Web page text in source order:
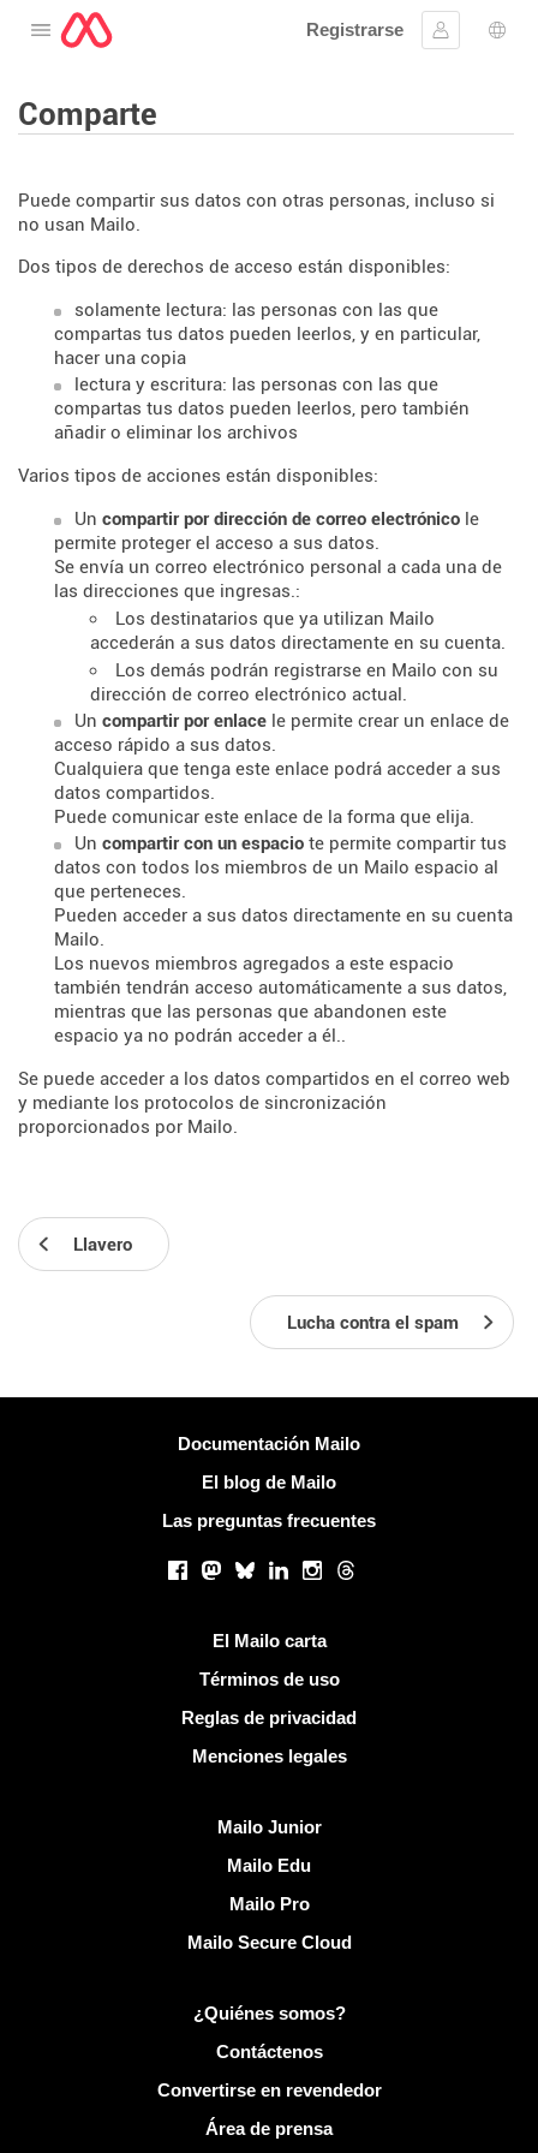
Abre el menú
Registrarse
Ingresar
Comparte
Puede compartir sus datos con otras personas, incluso si
no usan Mailo.
Dos tipos de derechos de acceso están disponibles:
solamente lectura: las personas con las que
compartas tus datos pueden leerlos, y en particular,
hacer una copia
lectura y escritura: las personas con las que
compartas tus datos pueden leerlos, pero también
añadir o eliminar los archivos
Varios tipos de acciones están disponibles:
Un compartir por dirección de correo electrónico le
permite proteger el acceso a sus datos.
Se envía un correo electrónico personal a cada una de
las direcciones que ingresas.:
Los destinatarios que ya utilizan Mailo
accederán a sus datos directamente en su cuenta.
Los demás podrán registrarse en Mailo con su
dirección de correo electrónico actual.
Un compartir por enlace le permite crear un enlace de
acceso rápido a sus datos.
Cualquiera que tenga este enlace podrá acceder a sus
datos compartidos.
Puede comunicar este enlace de la forma que elija.
Un compartir con un espacio te permite compartir tus
datos con todos los miembros de un Mailo espacio al
que perteneces.
Pueden acceder a sus datos directamente en su cuenta
Mailo.
Los nuevos miembros agregados a este espacio
también tendrán acceso automáticamente a sus datos,
mientras que las personas que abandonen este
espacio ya no podrán acceder a él..
Se puede acceder a los datos compartidos en el correo web
y mediante los protocolos de sincronización
proporcionados por Mailo.
Llavero
Lucha contra el spam
Documentación Mailo
El blog de Mailo
Las preguntas frecuentes
Facebook
Mastodon
BlueskyLinkedInInstagram
Threads
El Mailo carta
Términos de uso
Reglas de privacidad
Menciones legales
Mailo Junior
Mailo Edu
Mailo Pro
Mailo Secure Cloud
Más información sobre Mailo¿Quiénes somos?
Contáctenos
Convertirse en revendedor
Área de prensa